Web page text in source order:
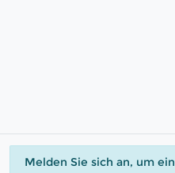
Melden Sie sich an, um